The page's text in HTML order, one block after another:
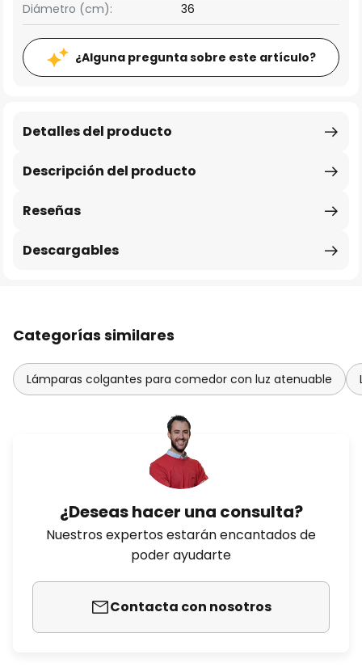
Diámetro (cm):
36
¿Alguna pregunta sobre este artículo?
Descripción del producto
Detalles del producto
Reseñas
Descargables
Categorías similares
Lámparas colgantes para comedor con luz atenuable
¿Deseas hacer una consulta?
Nuestros expertos estarán encantados de
poder ayudarte
Contacta con nosotros